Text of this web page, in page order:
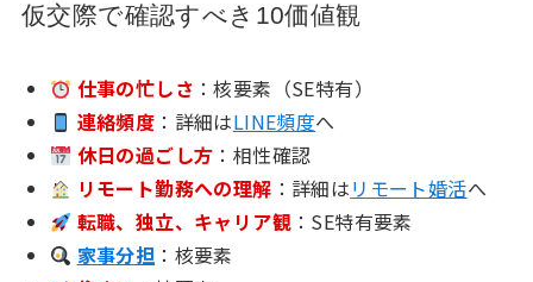
仮交際で確認すべき10価値観
仕事の忙しさ ：核要素（SE特有）
連絡頻度 ：詳細はLINE頻度へ
休日の過ごし方 ：相性確認
リモート勤務への理解 ：詳細はリモート婚活へ
転職、独立、キャリア観：SE特有要素
家事分担 ：核要素